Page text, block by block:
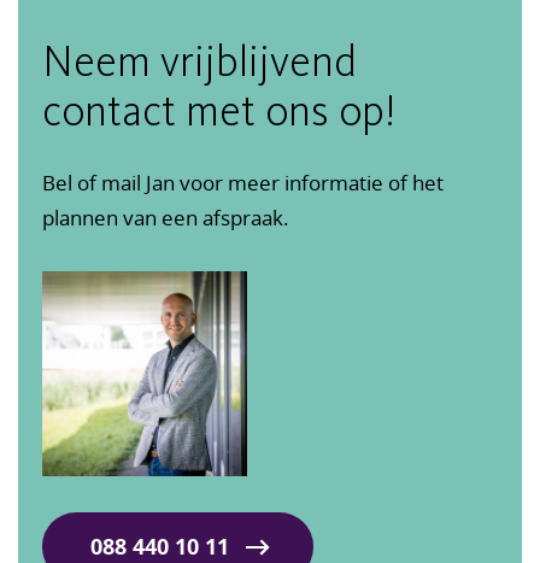
Neem vrijblijvend
contact met ons op!
Bel of mail Jan voor meer informatie of het
plannen van een afspraak.
088 440 10 11